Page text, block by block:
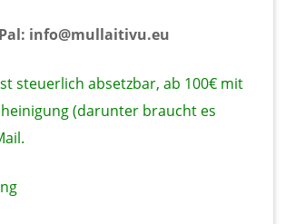
info@mullaitivu.eu
steuerlich absetzbar, ab 100€ mit
(darunter braucht es